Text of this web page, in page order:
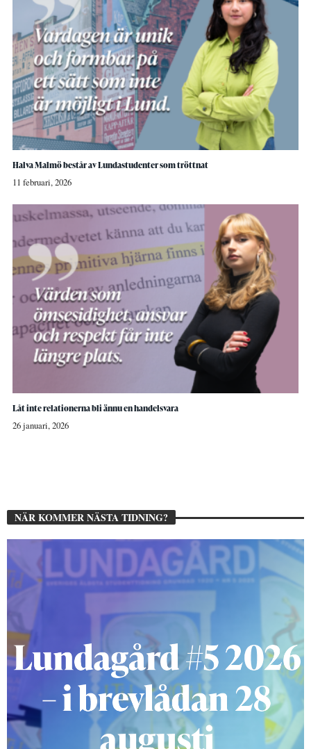
Halva Malmö består av Lundastudenter som tröttnat
11 februari, 2026
Låt inte relationerna bli ännu en handelsvara
26 januari, 2026
NÄR KOMMER NÄSTA TIDNING?